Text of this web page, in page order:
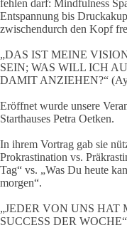
fehlen darf: Mindfulness
Entspannung bis
zwischendurch den Kopf
„DAS IST MEINE
SEIN; WAS WILL ICH
DAMIT ANZIEHEN?“
Eröffnet wurde unsere
Starthauses Petra Oetken.
In ihrem Vortrag gab sie
Prokrastination vs.
Tag“ vs. „Was Du heute
morgen“.
„JEDER VON UNS HAT
SUCCESS DER